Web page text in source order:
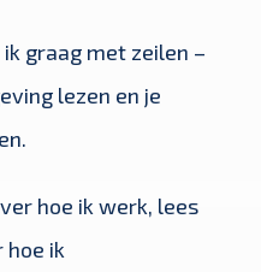
graag met zeilen –
lezen en je
hoe ik werk, lees
hoe ik